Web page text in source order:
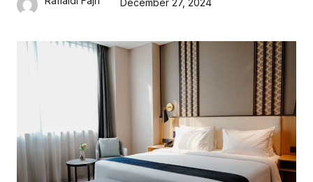
December 27, 2024